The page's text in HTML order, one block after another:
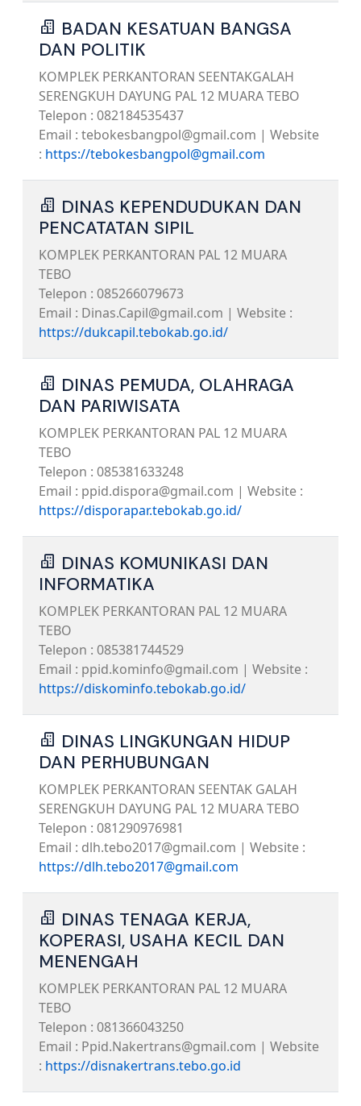
BADAN KESATUAN BANGSA
DAN POLITIK
KOMPLEK PERKANTORAN SEENTAKGALAH
SERENGKUH DAYUNG PAL 12 MUARA TEBO
Telepon : 082184535437
Email : tebokesbangpol@gmail.com | Website
: https://tebokesbangpol@gmail.com
DINAS KEPENDUDUKAN DAN
PENCATATAN SIPIL
KOMPLEK PERKANTORAN PAL 12 MUARA
TEBO
Telepon : 085266079673
Email : Dinas.Capil@gmail.com | Website :
https://dukcapil.tebokab.go.id/
DINAS PEMUDA, OLAHRAGA
DAN PARIWISATA
KOMPLEK PERKANTORAN PAL 12 MUARA
TEBO
Telepon : 085381633248
Email : ppid.dispora@gmail.com | Website :
https://disporapar.tebokab.go.id/
DINAS KOMUNIKASI DAN
INFORMATIKA
KOMPLEK PERKANTORAN PAL 12 MUARA
TEBO
Telepon : 085381744529
Email : ppid.kominfo@gmail.com | Website :
https://diskominfo.tebokab.go.id/
DINAS LINGKUNGAN HIDUP
DAN PERHUBUNGAN
KOMPLEK PERKANTORAN SEENTAK GALAH
SERENGKUH DAYUNG PAL 12 MUARA TEBO
Telepon : 081290976981
Email : dlh.tebo2017@gmail.com | Website :
https://dlh.tebo2017@gmail.com
DINAS TENAGA KERJA,
KOPERASI, USAHA KECIL DAN
MENENGAH
KOMPLEK PERKANTORAN PAL 12 MUARA
TEBO
Telepon : 081366043250
Email : Ppid.Nakertrans@gmail.com | Website
: https://disnakertrans.tebo.go.id